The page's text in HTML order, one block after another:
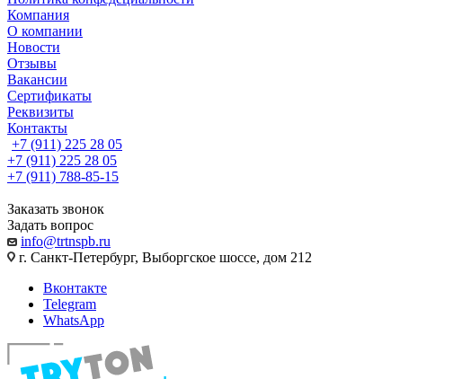
Компания
О компании
Новости
Отзывы
Вакансии
Сертификаты
Реквизиты
Контакты
+7 (911) 225 28 05
+7 (911) 225 28 05
+7 (911) 788-85-15
Заказать звонок
Задать вопрос
info@trtnspb.ru
г. Санкт-Петербург, Выборгское шоссе, дом 212
Вконтакте
Telegram
WhatsApp